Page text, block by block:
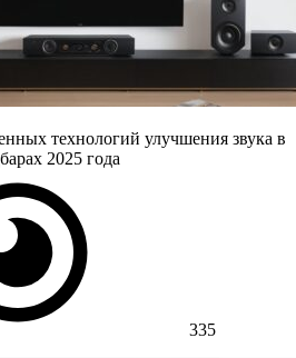
технологий улучшения звука в
2025 года
335